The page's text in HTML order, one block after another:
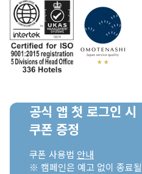
공식 앱 첫 로그인 시
쿠폰 증정
쿠폰 사용법 안내
※ 캠페인은 예고 없이 종료